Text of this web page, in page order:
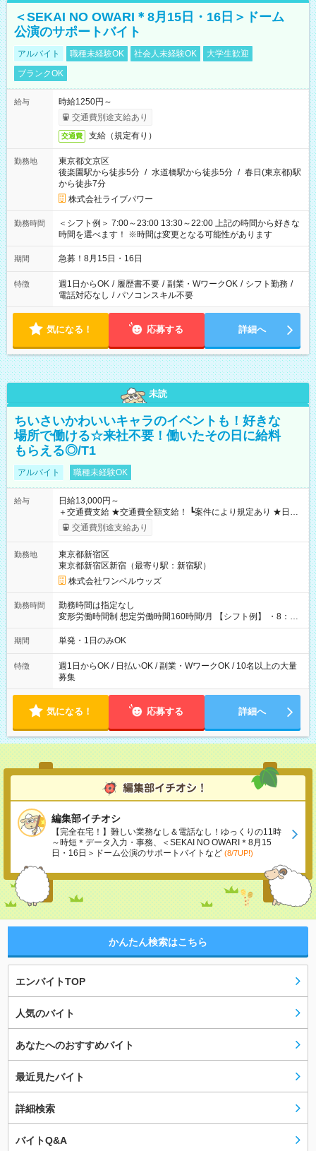
＜SEKAI NO OWARI＊8月15日・16日＞ドーム
公演のサポートバイト
アルバイト 職種未経験OK 社会人未経験OK
大学生歓迎
ブランクOK
給与
時給1250円～
交通費別途支給あり
交通費 支給（規定有り）
勤務地
東京都文京区
後楽園駅から徒歩5分 / 水道橋駅から徒歩5分 / 春日(東京都)駅
から徒歩7分
株式会社ライブパワー
勤務時間
＜シフト例＞ 7:00～23:00 13:30～22:00 上記の時間から好きな
時間を選べます！ ※時間は変更となる可能性があります
期間 急募！8月15日・16日
特徴 週1日からOK / 履歴書不要 / 副業・WワークOK / シフト勤務 /
電話対応なし / パソコンスキル不要
気になる！ 応募する 詳細へ
未読
ちいさいかわいいキャラのイベントも！好きな
場所で働ける☆来社不要！働いたその日に給料
もらえる◎/T1
アルバイト 職種未経験OK
給与
日給13,000円～
＋交通費支給 ★交通費全額支給！ ┗案件により規定あり ★日払
いOK！（規定あり） ┗働いたその日に現金GET♪ お仕事後はコ
ンビニATMから 日払い分を引き落とせます！ 【試用期間】試
交通費別途支給あり
勤務地
東京都新宿区
東京都新宿区新宿（最寄り駅：新宿駅）
株式会社ワンベルウッズ
勤務時間
勤務時間は指定なし
変形労働時間制 想定労働時間160時間/月 【シフト例】 ・8：00
～21：00
期間 単発・1日のみOK
特徴
週1日からOK / 日払いOK / 副業・WワークOK / 10名以上の大量
募集
気になる！ 応募する 詳細へ
編集部イチオシ
【完全在宅！】難しい業務なし＆電話なし！ゆっくりの11時
～時短＊データ入力・事務、＜SEKAI NO OWARI＊8月15
日・16日＞ドーム公演のサポートバイトなど (8/7UP!)
かんたん検索はこちら
エンバイトTOP
人気のバイト
あなたへのおすすめバイト
最近見たバイト
詳細検索
バイトQ&A